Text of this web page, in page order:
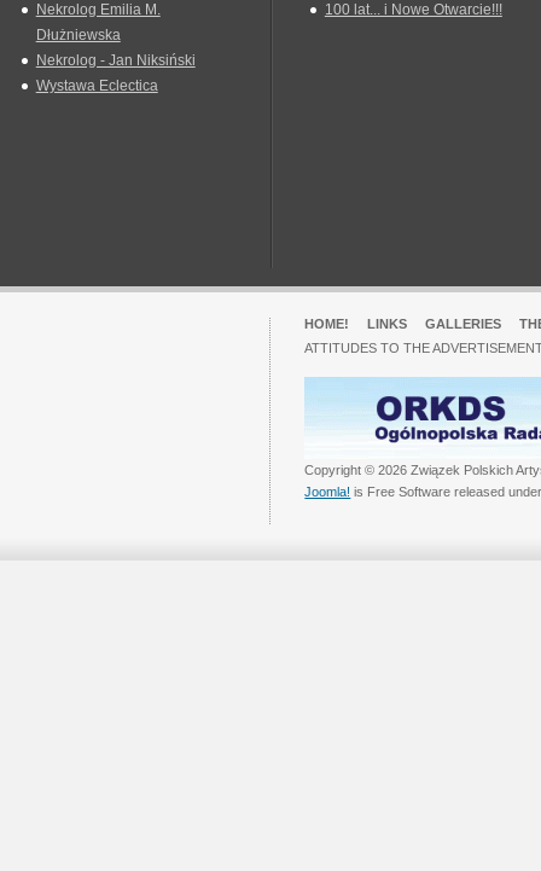
Nekrolog Emilia M.
Dłużniewska
Nekrolog - Jan Niksiński
Wystawa Eclectica
100 lat... i Nowe Otwarcie!!!
HOME! LINKS GALLERIES
ATTITUDES TO THE
Copyright © 2026 Związek Polskich
Joomla! is Free Software released